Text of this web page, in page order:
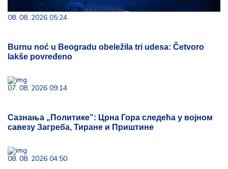
08. 08. 2026 05:24
Burnu noć u Beogradu obeležila tri udesa: Četvoro
lakše povređeno
07. 08. 2026 09:14
Сазнања „Политике”: Црна Гора следећа у војном
савезу Загреба, Тиране и Приштине
08. 08. 2026 04:50